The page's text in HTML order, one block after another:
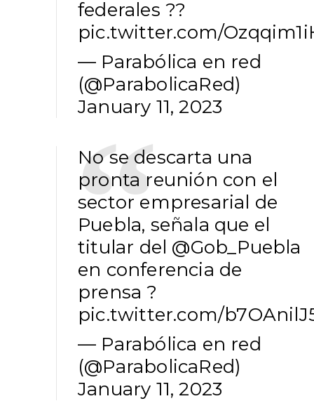
federales ??
pic.twitter.com/
— Parabólica en red
(@ParabolicaRed)
January 11, 2023
No se descarta una
pronta reunión con el
sector empresarial de
Puebla, señala que el
titular del @Gob_Puebla
en conferencia de
prensa ?
pic.twitter.com/
— Parabólica en red
(@ParabolicaRed)
January 11, 2023